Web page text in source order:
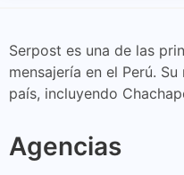
Serpost es una de las
mensajería en el Perú.
país, incluyendo
Agencias